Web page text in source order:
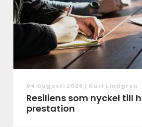
04 augusti 2026 / Karl Lindgren
Resiliens som nyckel till
prestation